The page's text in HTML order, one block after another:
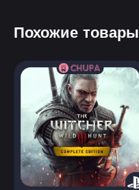
Похожие товары